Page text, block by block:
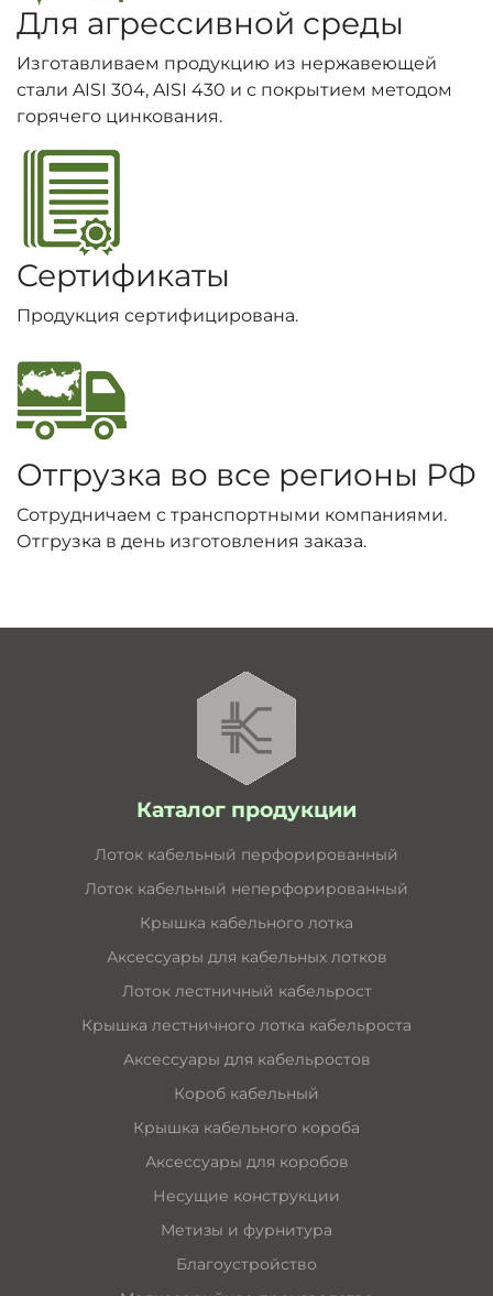
Для агрессивной среды
Изготавливаем продукцию из нержавеющей
стали AISI 304, AISI 430 и с покрытием методом
горячего цинкования.
Сертификаты
Продукция сертифицирована.
Отгрузка во все регионы РФ
Сотрудничаем с транспортными компаниями.
Отгрузка в день изготовления заказа.
Каталог продукции
Лоток кабельный перфорированный
Лоток кабельный неперфорированный
Крышка кабельного лотка
Аксессуары для кабельных лотков
Лоток лестничный кабельрост
Крышка лестничного лотка кабельроста
Аксессуары для кабельростов
Короб кабельный
Крышка кабельного короба
Аксессуары для коробов
Несущие конструкции
Метизы и фурнитура
Благоустройство